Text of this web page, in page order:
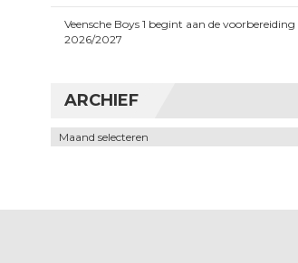
Veensche Boys 1 begint aan de voorbereiding
2026/2027
ARCHIEF
Archief